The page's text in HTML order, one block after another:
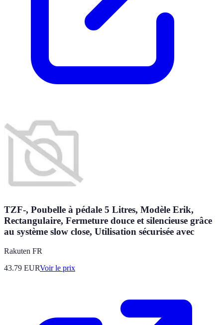
TZF-, Poubelle à pédale 5 Litres, Modèle Erik,
Rectangulaire, Fermeture douce et silencieuse grâce
au système slow close, Utilisation sécurisée avec
Rakuten FR
43.79 EURVoir le prix